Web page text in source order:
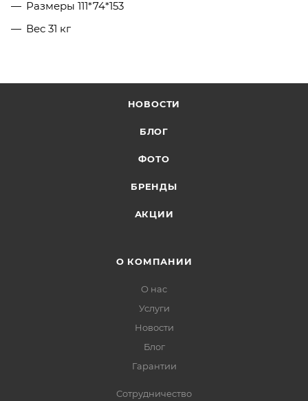
Размеры 111*74*153
Вес 31 кг
НОВОСТИ
БЛОГ
ФОТО
БРЕНДЫ
АКЦИИ
О КОМПАНИИ
О нас
Услуги
Новости
Блог
Гарантии
Сотрудничество